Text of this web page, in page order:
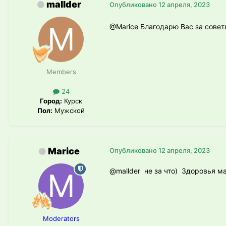
mallder
Members
24
Город: Курск
Пол: Мужской
Опубликовано12 апреля, 2023
@Marice Благодарю Вас за
Marice
Moderators
Опубликовано12 апреля, 2023
@mallder не за что) Здоровья